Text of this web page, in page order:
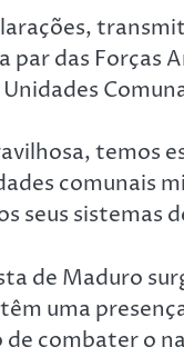
par das Forças
temos
comunais
seus sistemas
de Maduro
uma
de combater o